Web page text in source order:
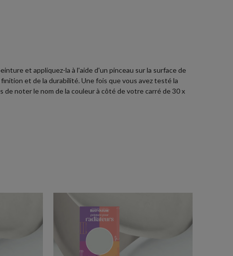
et appliquez-la à l'aide d'un pinceau sur la surface de
et de la durabilité. Une fois que vous avez testé la
noter le nom de la couleur à côté de votre carré de 30 x